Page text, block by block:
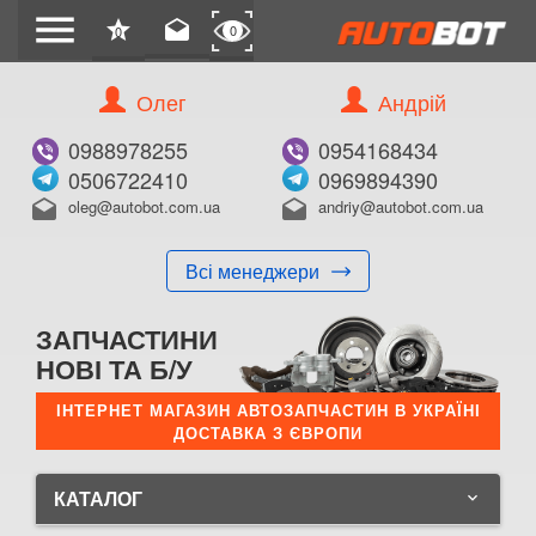
menu star
0 drafts 0
Олег
0988978255
0506722410
drafts oleg@autobot.com.ua
Всі менеджери
Андрій
0954168434
0969894390
drafts andriy@autobot.com.ua
ЗАПЧАСТИНИ
НОВІ ТА Б/У
ІНТЕРНЕТ МАГАЗИН АВТОЗАПЧАСТИН В УКРАЇНІ
ДОСТАВКА З ЄВРОПИ
КАТАЛОГ keyboard_arrow_down